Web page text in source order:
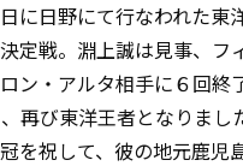
中屋ボクシングジム
都八王子市南町3-8 第2原嶋
Fax：042-622-7222
14:00〜22:00 / 日・祝 14:00〜
に日野にて行なわれた東
定戦。淵上誠は見事、フ
ン・アルタ相手に６回終
再び東洋王者となりまし
を祝して、彼の地元鹿児